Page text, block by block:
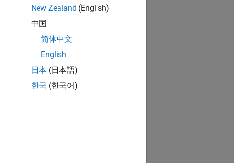
New Zealand (English)
中国
简体中文
English
日本 (日本語)
한국 (한국어)